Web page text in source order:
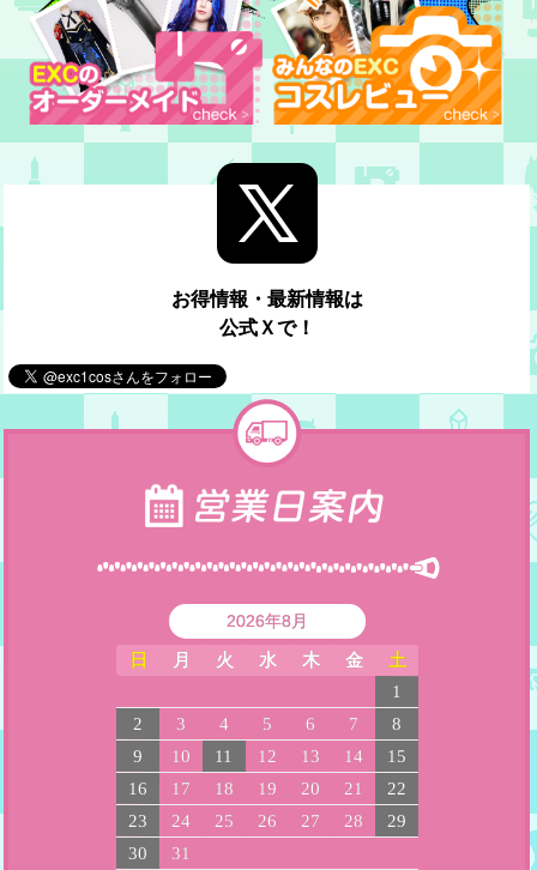
お得情報・最新情報は
公式Ｘで！
2026年8月
日 月 火 水 木 金 土
1
2
3 4 5 6 7
8
9
10 11 12 13 14
15
16
17 18 19 20 21 22
23 24 25 26 27 28 29
30 31